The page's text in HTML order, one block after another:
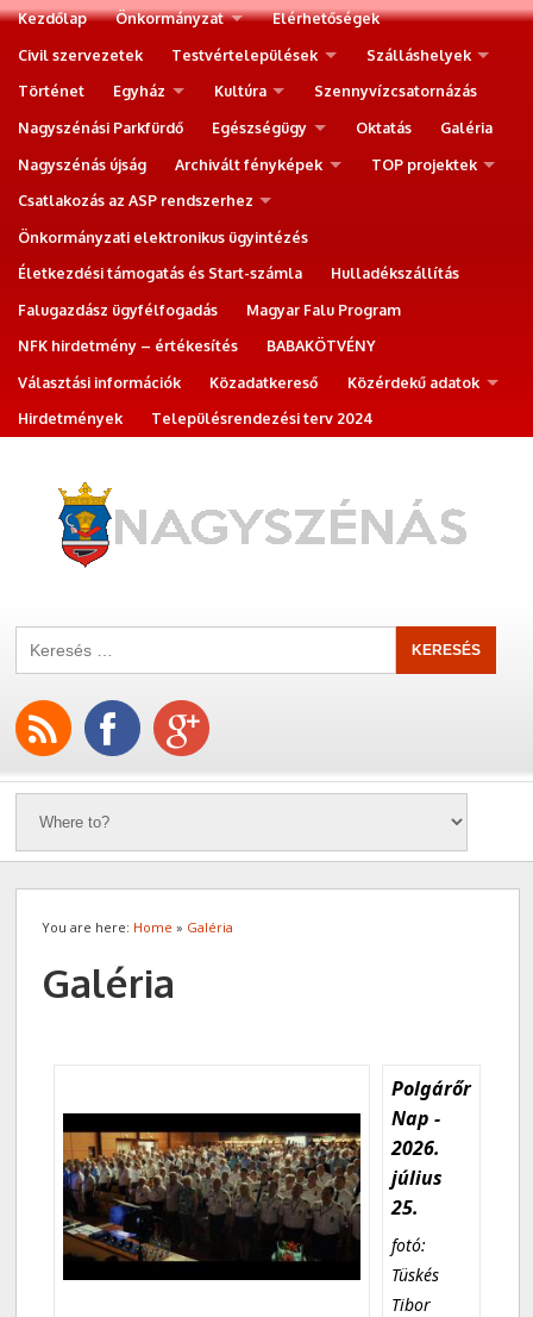
Kezdőlap Önkormányzat
Elérhetőségek
Civil szervezetek
Testvértelepülések
Szálláshelyek
Történet
Egyház Kultúra
Szennyvízcsatornázás
Nagyszénási Parkfürdő
Egészségügy Oktatás
Galéria
Nagyszénás újság
Archivált fényképek
TOP projektek
Csatlakozás az ASP rendszerhez
Önkormányzati elektronikus ügyintézés
Életkezdési támogatás és Start-számla
Hulladékszállítás
Falugazdász ügyfélfogadás
Magyar Falu Program
NFK hirdetmény – értékesítés
BABAKÖTVÉNY
Választási információk
Közadatkereső
Közérdekű adatok
Hirdetmények
Településrendezési terv 2024
You are here: Home » Galéria
Galéria
Polgárőr
Nap -
2026.
július
25.
fotó:
Tüskés
Tibor